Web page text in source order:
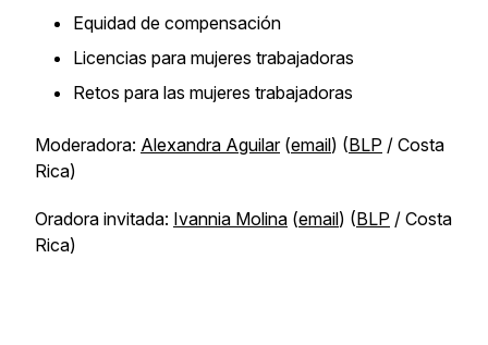
Equidad de compensación
Licencias para mujeres trabajadoras
Retos para las mujeres trabajadoras
Moderadora: Alexandra Aguilar(email) (BLP / Costa
Rica)
Oradora invitada: Ivannia Molina (email) (BLP / Costa
Rica)